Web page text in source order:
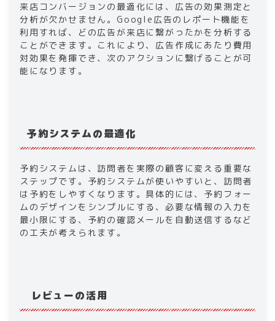
来店コンバージョンの最適化には、広告の効果測定と
分析が欠かせません。Google広告のレポート機能を
利用すれば、どの広告が来店に繋がったかを分析する
ことができます。これにより、広告作成にあたり費用
対効果を発揮でき、次のアクションに繋げることが可
能になります。
予約システムの最適化
予約システムは、訪問者を実際の顧客に変える重要な
ステップです。予約システムが使いやすいと、訪問者
は予約をしやすくなります。具体的には、予約フォー
ムのデザインをシンプルにする、必要な情報の入力を
最小限にする、予約の確認メールを自動送信するなど
の工夫が考えられます。
レビューの活用